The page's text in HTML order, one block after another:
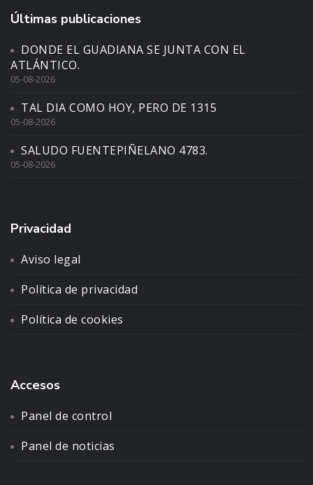
Últimas publicaciones
DONDE EL GUADIANA SE JUNTA CON EL
ATLÁNTICO.
05-08-2026
TAL DIA COMO HOY, PERO DE 1315
05-08-2026
SALUDO FUENTEPIÑELANO 4783.
05-08-2026
Privacidad
Aviso legal
Política de privacidad
Política de cookies
Accesos
Panel de control
Panel de noticias